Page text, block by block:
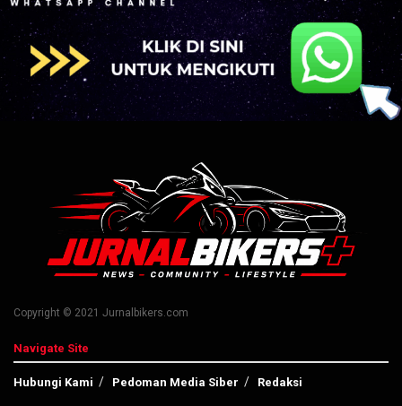
Copyright © 2021 Jurnalbikers.com
Navigate Site
Hubungi Kami Pedoman Media Siber Redaksi